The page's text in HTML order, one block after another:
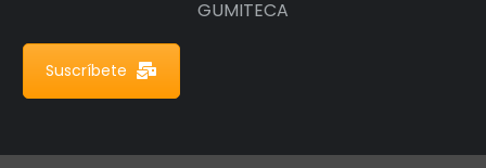
GUMITECA
Suscríbete